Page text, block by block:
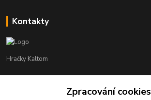
Kontakty
Hračky Kaltom
+420 777 538 008
Zpracování cookies